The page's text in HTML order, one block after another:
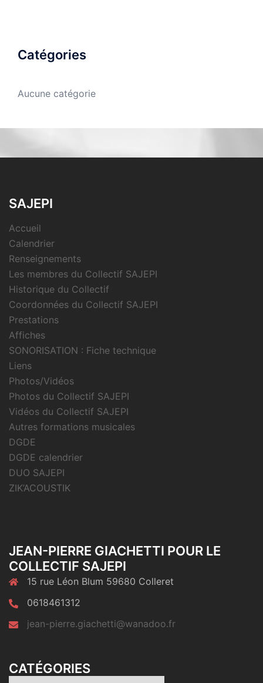
Catégories
Aucune catégorie
SAJEPI
Accueil
Calendrier
Renseignements
Les membres du Collectif SAJEPI
Historique du Collectif
Coordonnées du Collectif SAJEPI
Prestations
Affiches
SONORISATION : Fiche technique
Liens
Photos/Vidéos
Photos du Collectif SAJEPI
Vidéos du Collectif SAJEPI
Autres formations musicales
DGDE
DGDE calendrier
DUO SAJEPI
ZIK’ACOUSTIK
JEAN-PIERRE GIACHETTI POUR LE
COLLECTIF SAJEPI
15 rue Léon Blum 59680 Colleret
0618461312
jean-pierre.giachetti@wanadoo.fr
CATÉGORIES